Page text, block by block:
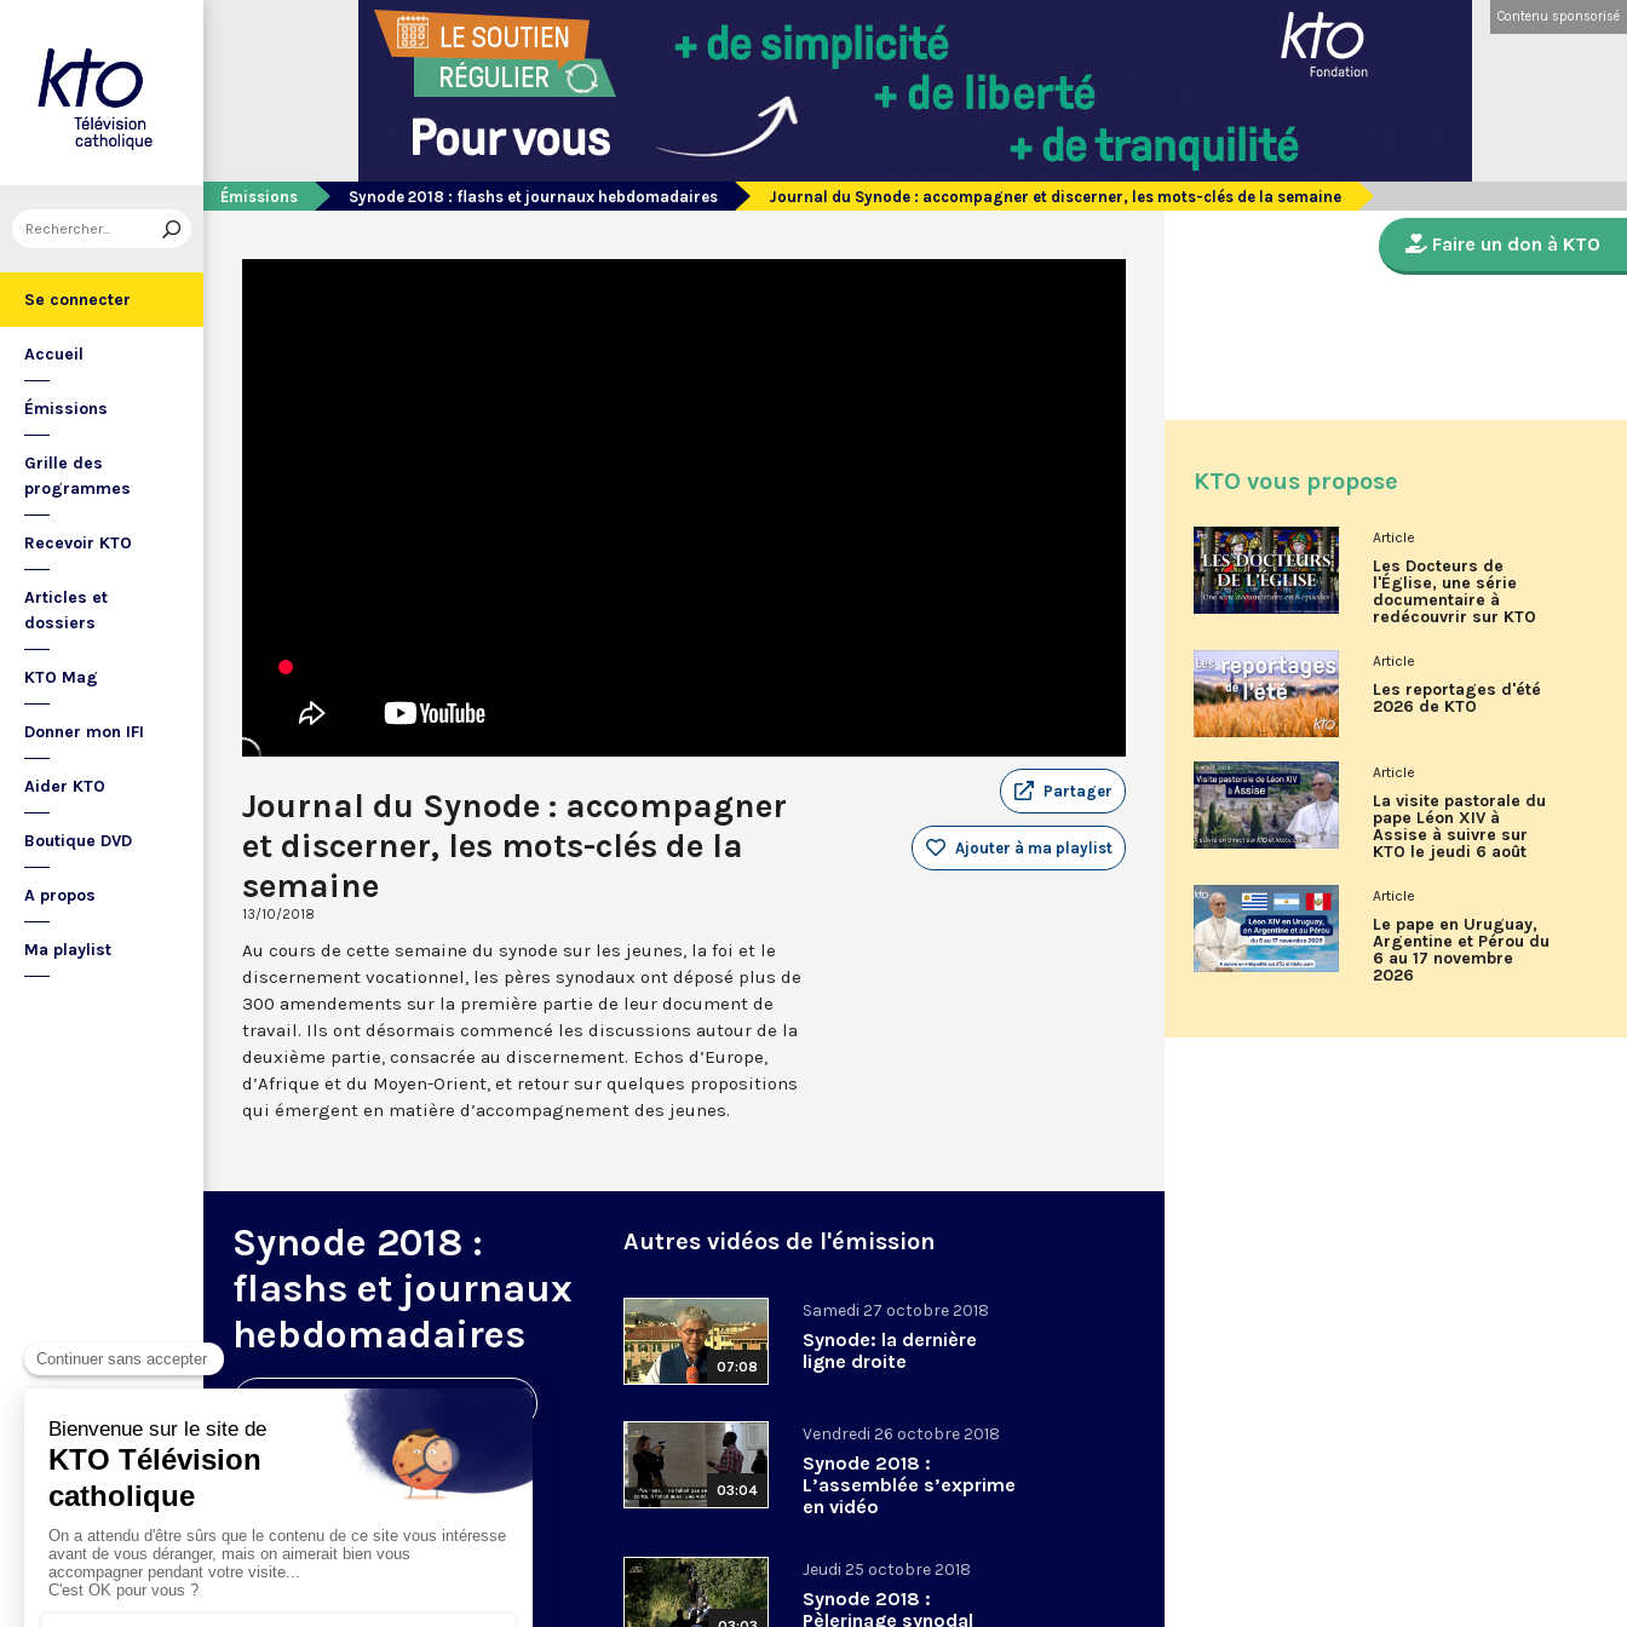
Se connecter
Accueil
Émissions
Grille des
programmes
Recevoir KTO
Articles et
dossiers
KTO Mag
Donner mon IFI
Aider KTO
Boutique DVD
A propos
Ma playlist
Contenu sponsorisé
Émissions Synode 2018 : flashs et journaux hebdomadaires Journal du Synode : accompagner et discerner, les mots-clés de la semaine
Journal du Synode : accompagner
et discerner, les mots-clés de la
semaine
13/10/2018
Partager
Ajouter à ma playlist
Au cours de cette semaine du synode sur les jeunes, la foi et le
discernement vocationnel, les pères synodaux ont déposé plus de
300 amendements sur la première partie de leur document de
travail. Ils ont désormais commencé les discussions autour de la
deuxième partie, consacrée au discernement. Echos d’Europe,
d’Afrique et du Moyen-Orient, et retour sur quelques propositions
qui émergent en matière d’accompagnement des jeunes.
Synode 2018 :
flashs et journaux
hebdomadaires
Visiter la page de l'émission
Autres vidéos de l'émission
07:08
Samedi 27 octobre 2018
Synode: la dernière
ligne droite
03:04
Vendredi 26 octobre 2018
Synode 2018 :
L’assemblée s’exprime
en vidéo
Jeudi 25 octobre 2018
Synode 2018 :
Pèlerinage synodal
Faire un don à KTO
KTO vous propose
Article
Les Docteurs de
l'Église, une série
documentaire à
redécouvrir sur KTO
Article
Les reportages d'été
2026 de KTO
Article
La visite pastorale du
pape Léon XIV à
Assise à suivre sur
KTO le jeudi 6 août
Article
Le pape en Uruguay,
Argentine et Pérou du
6 au 17 novembre
2026